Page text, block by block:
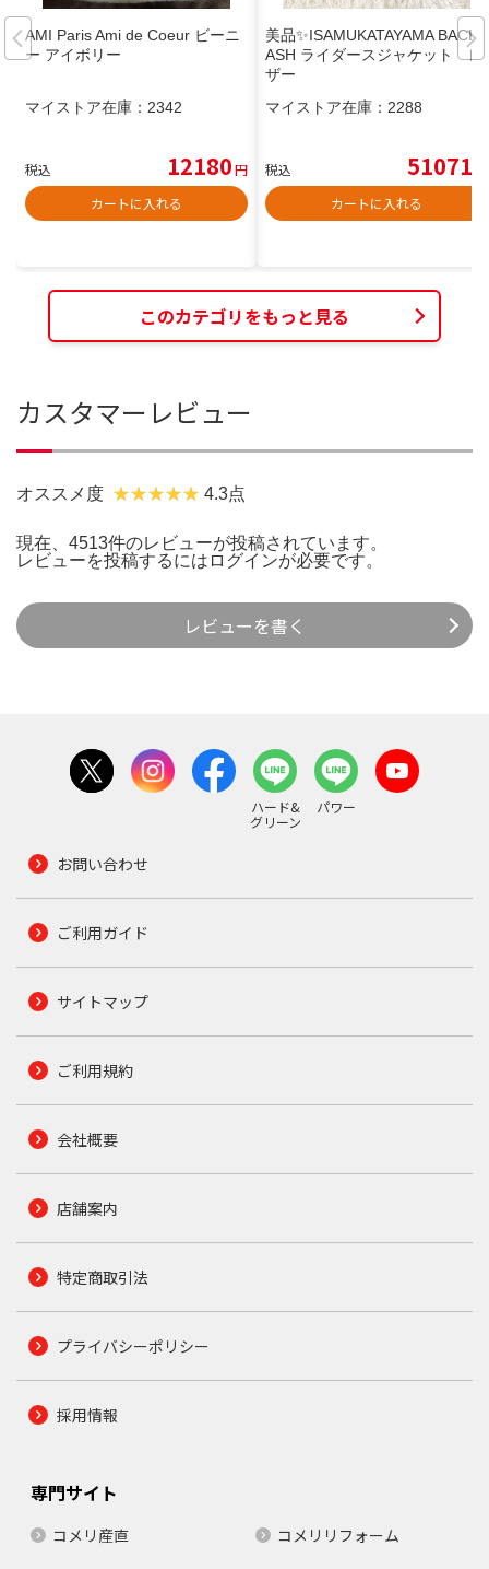
AMI Paris Ami de Coeur ビーニ
ー アイボリー
マイストア在庫： 2342
税込 12180円
カートに入れる
美品✨ISAMUKATAYAMA BACKL
ASH ライダースジャケット レ
ザー
マイストア在庫： 2288
税込 51071
カートに入れる
このカテゴリをもっと見る
カスタマーレビュー
オススメ度 4.3点
現在、4513件のレビューが投稿されています。
レビューを投稿するには ログインが必要です。
レビューを書く
ハード&
グリーン
パワー
お問い合わせ
ご利用ガイド
サイトマップ
ご利用規約
会社概要
店舗案内
特定商取引法
プライバシーポリシー
採用情報
専門サイト
コメリ産直
コメリリフォーム